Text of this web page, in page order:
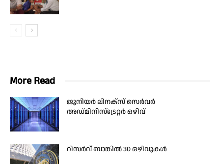
More Read
ജൂനിയർ ലിനക്സ് സെർവർ
അഡ്മിനിസ്ട്രേറ്റർ ഒഴിവ്
റിസർവ് ബാങ്കിൽ 30 ഒഴിവുകൾ